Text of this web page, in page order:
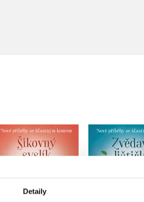
Detaily
Nové příběhy se
šťastným koncem –
Šikovný syslík
Nové
šťastným
Zvědavá